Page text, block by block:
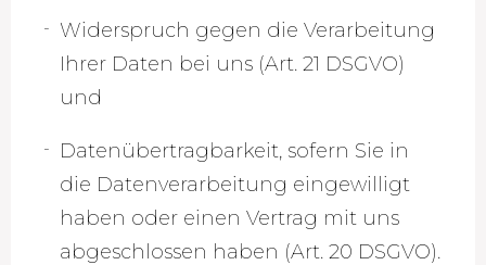
Widerspruch gegen die Verarbeitung
Ihrer Daten bei uns (Art. 21 DSGVO)
und
Datenübertragbarkeit, sofern Sie in
die Datenverarbeitung eingewilligt
haben oder einen Vertrag mit uns
abgeschlossen haben (Art. 20 DSGVO).